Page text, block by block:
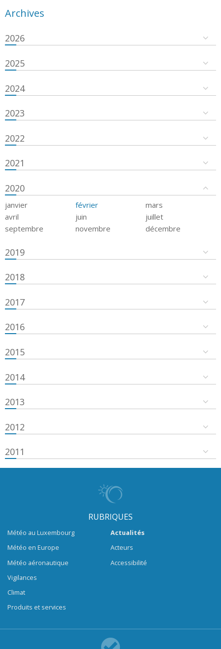
Archives
2026
2025
2024
2023
2022
2021
2020
janvier février
mars
avril
juin
juillet
septembre
novembre décembre
2019
2018
2017
2016
2015
2014
2013
2012
2011
RUBRIQUES
Météo au Luxembourg
Météo en Europe
Météo aéronautique
Vigilances
Climat
Produits et services
Actualités
Acteurs
Accessibilité